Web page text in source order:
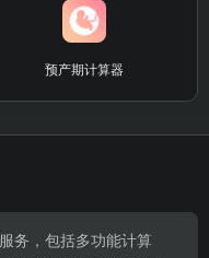
预产期计算器
务，包括多功能计算